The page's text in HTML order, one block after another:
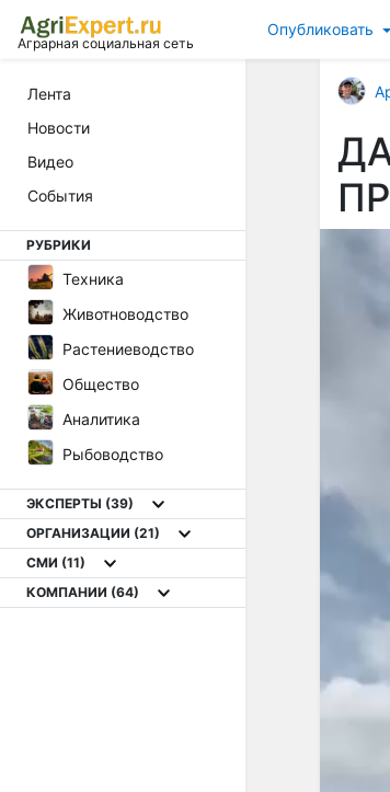
Аграрная социальная сеть
Опубликовать
Лента
Новости
Видео
События
РУБРИКИ
Техника
Животноводство
Растениеводство
Общество
Аналитика
Рыбоводство
ЭКСПЕРТЫ (39)
ОРГАНИЗАЦИИ (21)
СМИ (11)
КОМПАНИИ (64)